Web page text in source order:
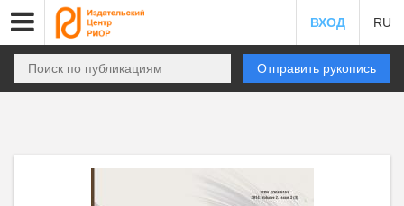
ВХОД RU
Отправить рукопись